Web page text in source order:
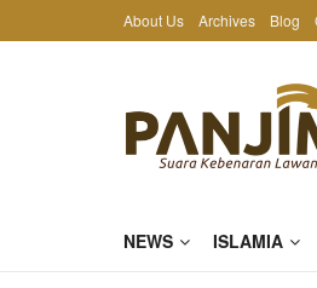
About Us Archives Blog
NEWS ISLAMIA